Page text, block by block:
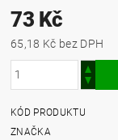
73 Kč
65,18 Kč bez DPH
KÓD PRODUKTU
ZNAČKA